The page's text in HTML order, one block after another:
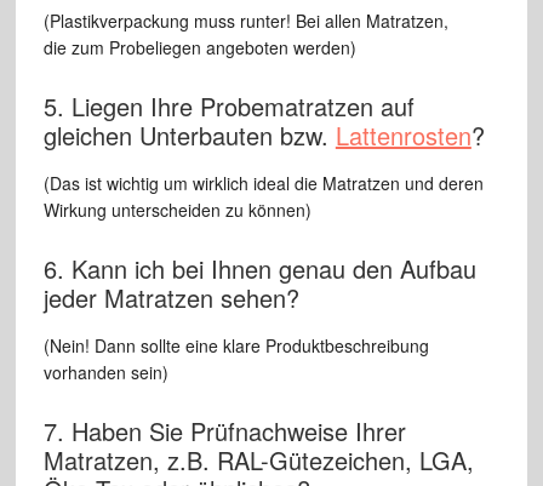
(Plastikverpackung muss runter! Bei allen Matratzen,
die zum Probeliegen angeboten werden)
5. Liegen Ihre Probematratzen auf
gleichen Unterbauten bzw. Lattenrosten?
(Das ist wichtig um wirklich ideal die Matratzen und deren
Wirkung unterscheiden zu können)
6. Kann ich bei Ihnen genau den Aufbau
jeder Matratzen sehen?
(Nein! Dann sollte eine klare Produktbeschreibung
vorhanden sein)
7. Haben Sie Prüfnachweise Ihrer
Matratzen, z.B. RAL-Gütezeichen, LGA,